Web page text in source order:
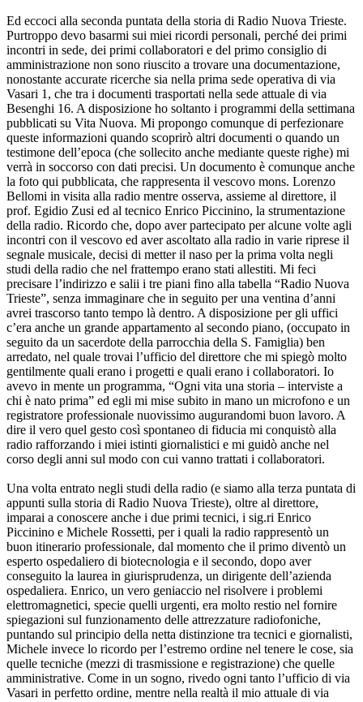
Ed eccoci alla seconda puntata della storia di Radio Nuova Trieste.
Purtroppo devo basarmi sui miei ricordi personali, perché dei primi
incontri in sede, dei primi collaboratori e del primo consiglio di
amministrazione non sono riuscito a trovare una documentazione,
nonostante accurate ricerche sia nella prima sede operativa di via
Vasari 1, che tra i documenti trasportati nella sede attuale di via
Besenghi 16. A disposizione ho soltanto i programmi della settimana
pubblicati su Vita Nuova. Mi propongo comunque di perfezionare
queste informazioni quando scoprirò altri documenti o quando un
testimone dell’epoca (che sollecito anche mediante queste righe) mi
verrà in soccorso con dati precisi. Un documento è comunque anche
la foto qui pubblicata, che rappresenta il vescovo mons. Lorenzo
Bellomi in visita alla radio mentre osserva, assieme al direttore, il
prof. Egidio Zusi ed al tecnico Enrico Piccinino, la strumentazione
della radio. Ricordo che, dopo aver partecipato per alcune volte agli
incontri con il vescovo ed aver ascoltato alla radio in varie riprese il
segnale musicale, decisi di metter il naso per la prima volta negli
studi della radio che nel frattempo erano stati allestiti. Mi feci
precisare l’indirizzo e salii i tre piani fino alla tabella “Radio Nuova
Trieste”, senza immaginare che in seguito per una ventina d’anni
avrei trascorso tanto tempo là dentro. A disposizione per gli uffici
c’era anche un grande appartamento al secondo piano, (occupato in
seguito da un sacerdote della parrocchia della S. Famiglia) ben
arredato, nel quale trovai l’ufficio del direttore che mi spiegò molto
gentilmente quali erano i progetti e quali erano i collaboratori. Io
avevo in mente un programma, “Ogni vita una storia – interviste a
chi è nato prima” ed egli mi mise subito in mano un microfono e un
registratore professionale nuovissimo augurandomi buon lavoro. A
dire il vero quel gesto così spontaneo di fiducia mi conquistò alla
radio rafforzando i miei istinti giornalistici e mi guidò anche nel
corso degli anni sul modo con cui vanno trattati i collaboratori.
Una volta entrato negli studi della radio (e siamo alla terza puntata di
appunti sulla storia di Radio Nuova Trieste), oltre al direttore,
imparai a conoscere anche i due primi tecnici, i sig.ri Enrico
Piccinino e Michele Rossetti, per i quali la radio rappresentò un
buon itinerario professionale, dal momento che il primo diventò un
esperto ospedaliero di biotecnologia e il secondo, dopo aver
conseguito la laurea in giurisprudenza, un dirigente dell’azienda
ospedaliera. Enrico, un vero geniaccio nel risolvere i problemi
elettromagnetici, specie quelli urgenti, era molto restio nel fornire
spiegazioni sul funzionamento delle attrezzature radiofoniche,
puntando sul principio della netta distinzione tra tecnici e giornalisti,
Michele invece lo ricordo per l’estremo ordine nel tenere le cose, sia
quelle tecniche (mezzi di trasmissione e registrazione) che quelle
amministrative. Come in un sogno, rivedo ogni tanto l’ufficio di via
Vasari in perfetto ordine, mentre nella realtà il mio attuale di via